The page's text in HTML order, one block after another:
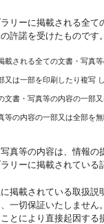
リーに掲載される全
許諾を受けたもので
される全ての文書・写真
は一部を印刷したり複写
文書・写真等の内容の一
等の内容の一部又は全部を
真等の内容は、情報
リーに掲載されてい
掲載されている取扱
一切保証いたしませ
とにより直接起因す